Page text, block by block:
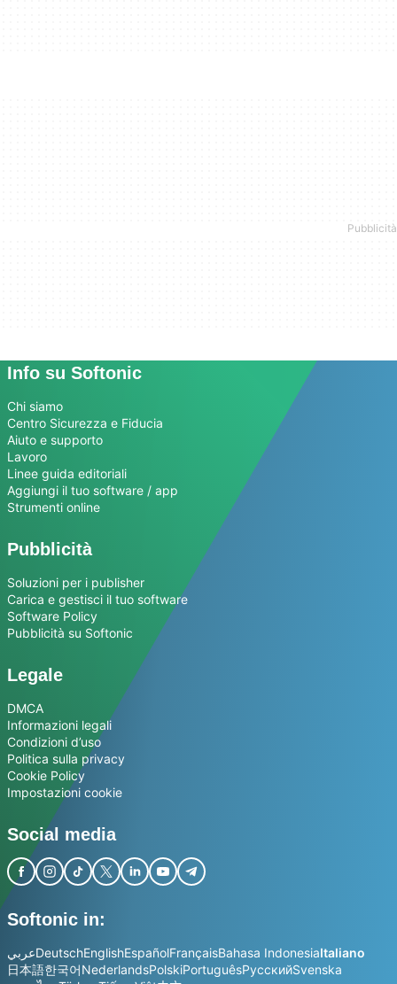
Info su Softonic
Chi siamo
Centro Sicurezza e Fiducia
Aiuto e supporto
Lavoro
Linee guida editoriali
Aggiungi il tuo software / app
Strumenti online
Pubblicità
Soluzioni per i publisher
Carica e gestisci il tuo software
Software Policy
Pubblicità su Softonic
Legale
DMCA
Informazioni legali
Condizioni d’uso
Politica sulla privacy
Cookie Policy
Impostazioni cookie
Social media
Softonic in:
عربيDeutschEnglishEspañolFrançaisBahasa IndonesiaItaliano
日本語한국어NederlandsPolskiPortuguêsРусскийSvenska